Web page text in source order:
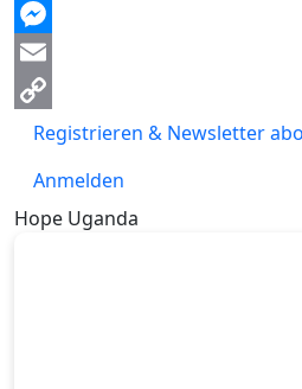
Threads
Messenger
Email
Copy
Link
Registrieren & Newsletter
Anmelden
Hope Uganda